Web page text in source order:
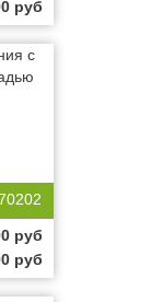
руб
руб
руб